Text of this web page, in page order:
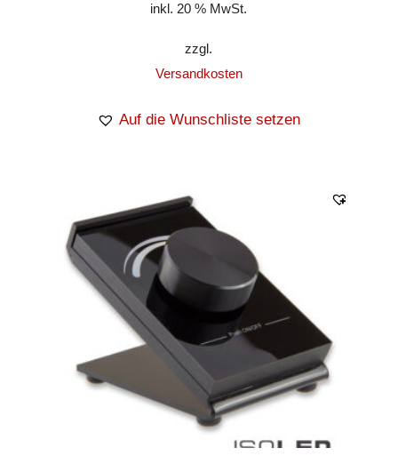
inkl. 20 % MwSt.
zzgl.
Versandkosten
Auf die Wunschliste setzen